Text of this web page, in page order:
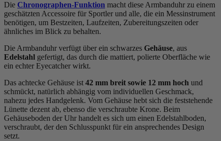
Die Chronographen-Funktion macht diese Armbanduhr zu einem
geschätzten Accessoire für Sportler und alle, die ein Messinstrument
benötigen, um Bestzeiten, Laufzeiten, Zubereitungszeiten oder
ähnliches im Blick zu behalten.
Die Armbanduhr verfügt über ein schwarzes Gehäuse, aus
Edelstahl gefertigt, das durch die mattiert, polierte Oberfläche wie
ein echter Eyecatcher wirkt.
Das achtecke Gehäuse ist 42 mm breit sowie 12 mm hoch und
schmückt, natürlich abhängig vom individuellen Geschmack,
nahezu jedes Handgelenk. Vom Gehäuse hebt sich die feststehende
Lünette dezent ab, ebenso die verschraubte Krone. Beim
Gehäuseboden der Uhr handelt es sich um einen Edelstahlboden,
verschraubt, der den Schlusspunkt für ein ansprechendes Design
setzt.